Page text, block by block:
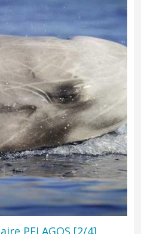
PELAGOS [2/4]